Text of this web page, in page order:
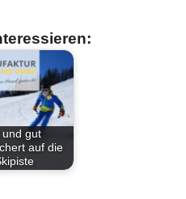
und gut
auf die